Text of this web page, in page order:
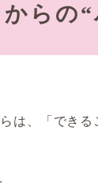
らの“
は、「できる